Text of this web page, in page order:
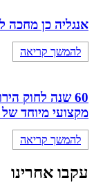
אנגליה כן מחכה
להמשך קריאה
60 שנה לחוק
מקצועי מיוחד של
להמשך קריאה
עקבו אחרינו